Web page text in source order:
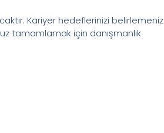
Kariyer hedeflerinizi belirlemeniz
tamamlamak için danışmanlık